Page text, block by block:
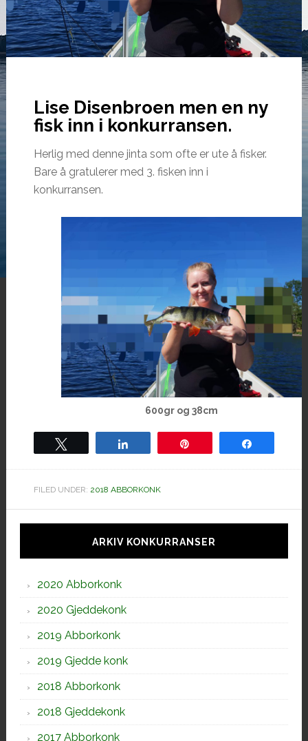
Lise Disenbroen men en ny
fisk inn i konkurransen.
Herlig med denne jinta som ofte er ute å fisker.
Bare å gratulerer med 3. fisken inn i
konkurransen.
600gr og 38cm
FILED UNDER: 2018 ABBORKONK
Hoved
ARKIV KONKURRANSER
2020 Abborkonk
2020 Gjeddekonk
2019 Abborkonk
2019 Gjedde konk
2018 Abborkonk
2018 Gjeddekonk
2017 Abborkonk